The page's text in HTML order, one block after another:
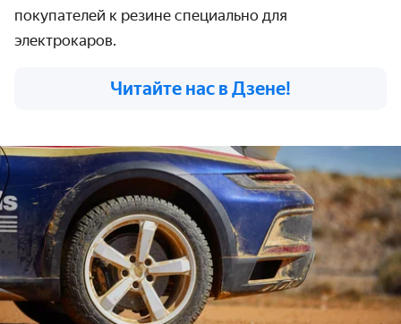
покупателей к резине специально для
электрокаров.
Читайте нас в Дзене!